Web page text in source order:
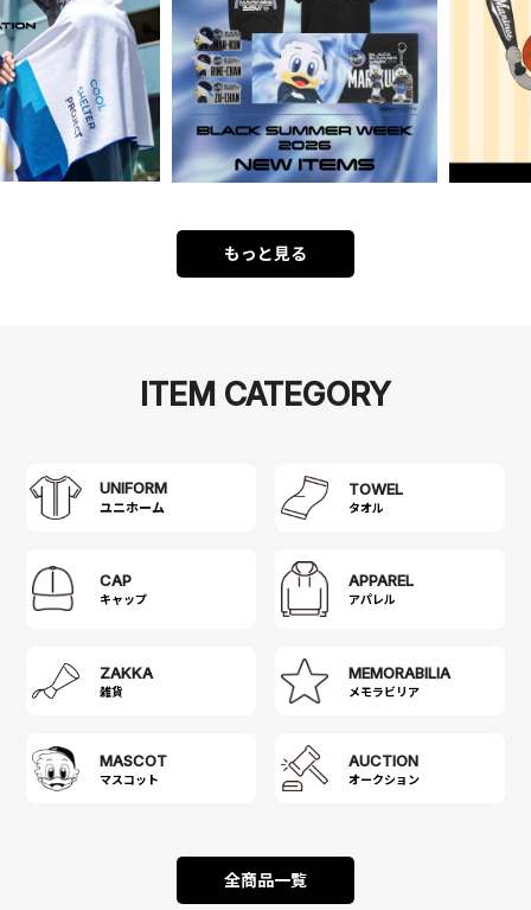
もっと見る
ITEM CATEGORY
UNIFORM TOWEL
タオル
CAP
キャップ
APPAREL
アパレル
ZAKKA
雑貨
MEMORABILIA
メモラビリア
MASCOT
マスコット
AUCTION
オークション
全商品一覧